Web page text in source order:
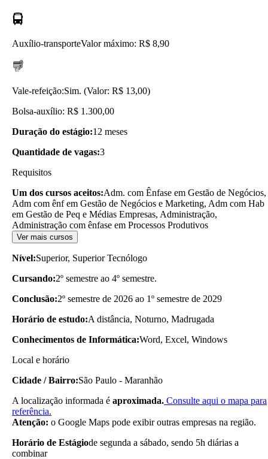
Auxílio-transporteValor máximo: R$ 8,90
Vale-refeição:Sim. (Valor: R$ 13,00)
Bolsa-auxílio: R$ 1.300,00
Duração do estágio:12 meses
Quantidade de vagas:3
Requisitos
Um dos cursos aceitos:Adm. com Ênfase em Gestão de Negócios,
Adm com ênf em Gestão de Negócios e Marketing, Adm com Hab
em Gestão de Peq e Médias Empresas, Administração,
Administração com ênfase em Processos Produtivos
Ver mais cursos
Nível:Superior, Superior Tecnólogo
Cursando:2º semestre ao 4º semestre.
Conclusão:2º semestre de 2026 ao 1º semestre de 2029
Horário de estudo:A distância, Noturno, Madrugada
Conhecimentos de Informática:Word, Excel, Windows
Local e horário
Cidade / Bairro:São Paulo - Maranhão
A localização informada é aproximada. Consulte aqui o mapa para
referência.
Atenção: o Google Maps pode exibir outras empresas na região.
Horário de Estágiode segunda a sábado, sendo 5h diárias a
combinar